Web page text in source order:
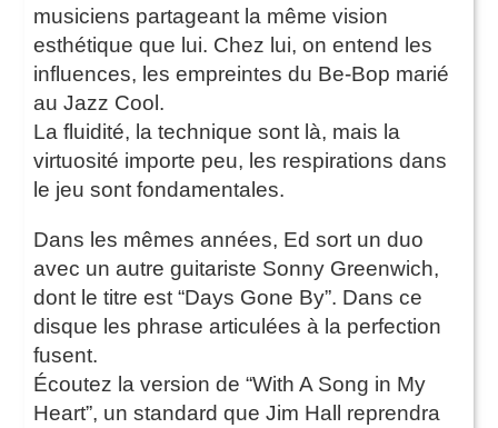
musiciens partageant la même vision
esthétique que lui. Chez lui, on entend les
influences, les empreintes du Be-Bop marié
au Jazz Cool.
La fluidité, la technique sont là, mais la
virtuosité importe peu, les respirations dans
le jeu sont fondamentales.
Dans les mêmes années, Ed sort un duo
avec un autre guitariste Sonny Greenwich,
dont le titre est “Days Gone By”. Dans ce
disque les phrase articulées à la perfection
fusent.
Écoutez la version de “With A Song in My
Heart”, un standard que Jim Hall reprendra